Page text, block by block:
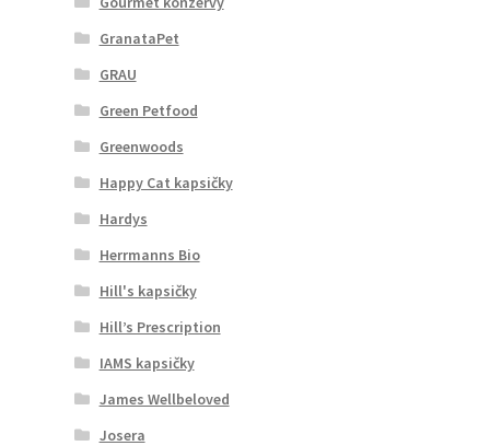
GranataPet
GRAU
Green Petfood
Greenwoods
Happy Cat kapsičky
Hardys
Herrmanns Bio
Hill's kapsičky
Hill’s Prescription
IAMS kapsičky
James Wellbeloved
Josera